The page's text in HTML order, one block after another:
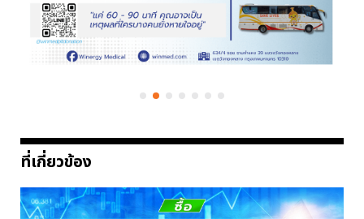
ที่เกี่ยวข้อง